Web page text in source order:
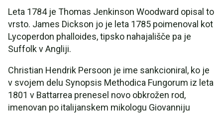
Leta 1784 je Thomas Jenkinson Woodward opisal to
vrsto. James Dickson jo je leta 1785 poimenoval kot
Lycoperdon phalloides, tipsko nahajališče pa je
Suffolk v Angliji.
Christian Hendrik Persoon je ime sankcioniral, ko je
v svojem delu Synopsis Methodica Fungorum iz leta
1801 v Battarrea prenesel novo obkrožen rod,
imenovan po italijanskem mikologu Giovanniju